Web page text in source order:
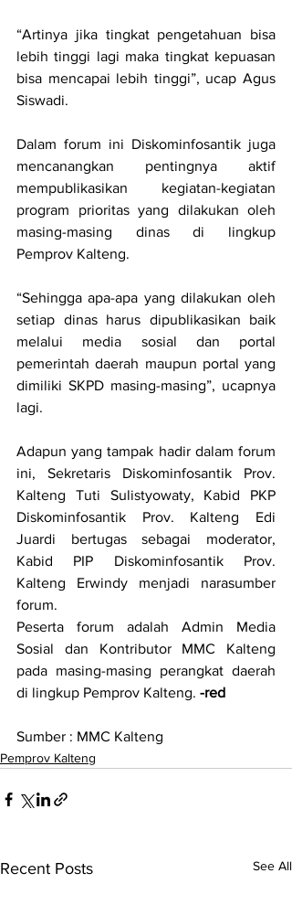
“Artinya jika tingkat pengetahuan bisa
lebih tinggi lagi maka tingkat kepuasan
bisa mencapai lebih tinggi”, ucap Agus
Siswadi.
Dalam forum ini Diskominfosantik juga
mencanangkan pentingnya aktif
mempublikasikan kegiatan-kegiatan
program prioritas yang dilakukan oleh
masing-masing dinas di lingkup
Pemprov Kalteng.
“Sehingga apa-apa yang dilakukan oleh
setiap dinas harus dipublikasikan baik
melalui media sosial dan portal
pemerintah daerah maupun portal yang
dimiliki SKPD masing-masing”, ucapnya
lagi.
Adapun yang tampak hadir dalam forum
ini, Sekretaris Diskominfosantik Prov.
Kalteng Tuti Sulistyowaty, Kabid PKP
Diskominfosantik Prov. Kalteng Edi
Juardi bertugas sebagai moderator,
Kabid PIP Diskominfosantik Prov.
Kalteng Erwindy menjadi narasumber
forum.
Peserta forum adalah Admin Media
Sosial dan Kontributor MMC Kalteng
pada masing-masing perangkat daerah
di lingkup Pemprov Kalteng. -red
Sumber : MMC Kalteng
Pemprov Kalteng
Recent Posts See All